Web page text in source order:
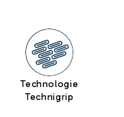
Technologie
Technigrip